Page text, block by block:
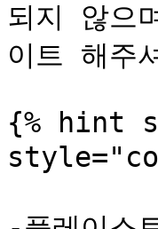
되지 않으
이트 해주
{% hint